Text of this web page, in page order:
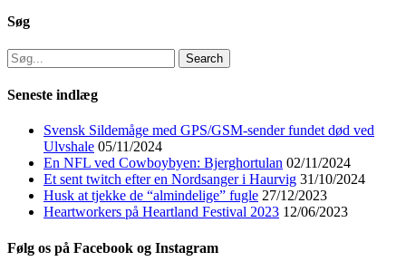
Søg
Search
for:
Seneste indlæg
Svensk Sildemåge med GPS/GSM-sender fundet død ved
Ulvshale 05/11/2024
En NFL ved Cowboybyen: Bjerghortulan 02/11/2024
Et sent twitch efter en Nordsanger i Haurvig 31/10/2024
Husk at tjekke de “almindelige” fugle 27/12/2023
Heartworkers på Heartland Festival 2023 12/06/2023
Følg os på Facebook og Instagram